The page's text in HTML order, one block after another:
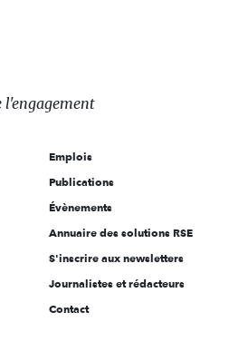
l'engagement
Emplois
Publications
Évènements
Annuaire des solutions RSE
S'inscrire aux newsletters
Journalistes et rédacteurs
Contact